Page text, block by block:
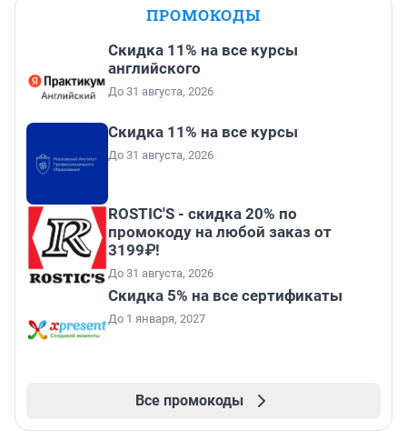
ПРОМОКОДЫ
Скидка 11% на все курсы
английского
До 31 августа, 2026
Скидка 11% на все курсы
До 31 августа, 2026
ROSTIC'S - скидка 20% по
промокоду на любой заказ от
3199₽!
До 31 августа, 2026
Скидка 5% на все сертификаты
До 1 января, 2027
Все промокоды